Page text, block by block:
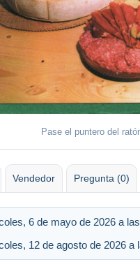
Pase el puntero del
Vendedor Pregunta (0)
6 de mayo de 2026 a
12 de agosto de 2026 a